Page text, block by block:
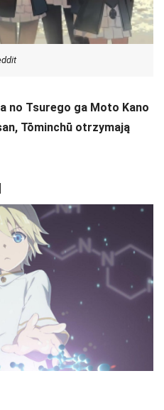
no Tsurego ga Moto Kano
Tōminchū otrzymają